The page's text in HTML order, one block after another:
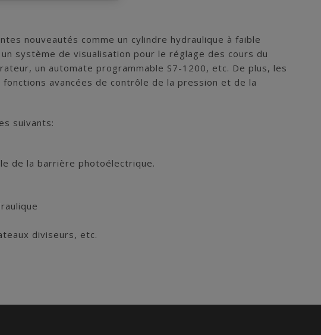
nouveautés comme un cylindre hydraulique à faible
système de visualisation pour le réglage des cours du
un automate programmable S7-1200, etc. De plus, les
avancées de contrôle de la pression et de la
suivants:
de la barrière photoélectrique.
diviseurs, etc.